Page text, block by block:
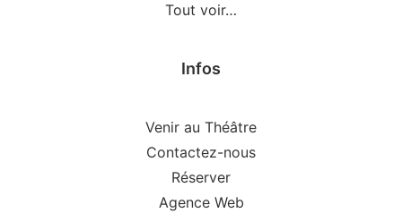
Tout voir…
Infos
Venir au Théâtre
Contactez-nous
Réserver
Agence Web